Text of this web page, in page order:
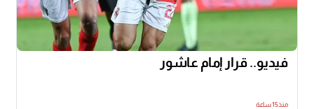
فيديو.. قرار إمام عاشور
منذ15 ساعة